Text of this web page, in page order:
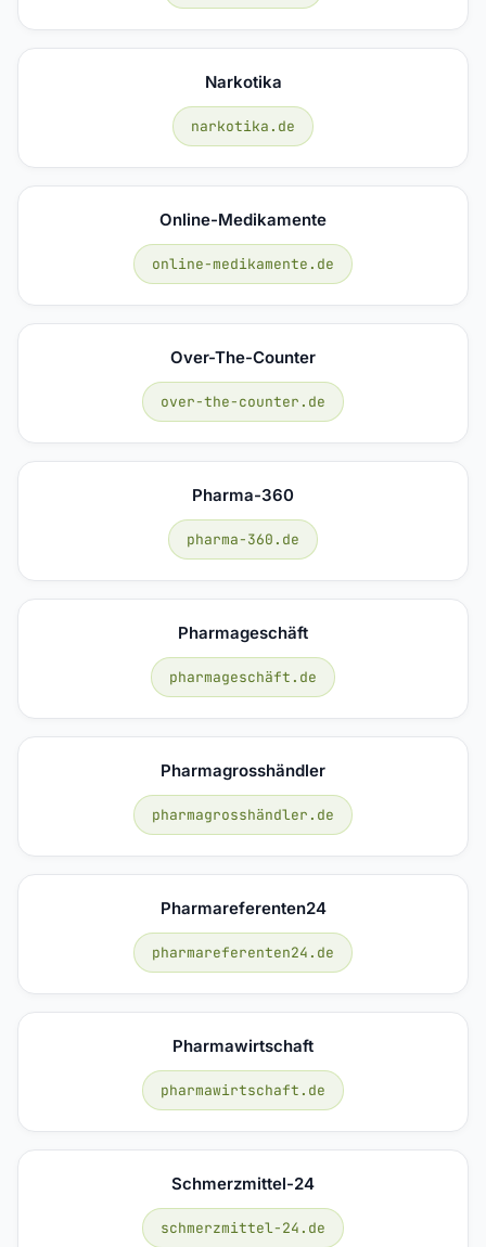
Narkotika
narkotika.de
Online-Medikamente
online-medikamente.de
Over-The-Counter
over-the-counter.de
Pharma-360
pharma-360.de
Pharmageschäft
pharmageschäft.de
Pharmagrosshändler
pharmagrosshändler.de
Pharmareferenten24
pharmareferenten24.de
Pharmawirtschaft
pharmawirtschaft.de
Schmerzmittel-24
schmerzmittel-24.de